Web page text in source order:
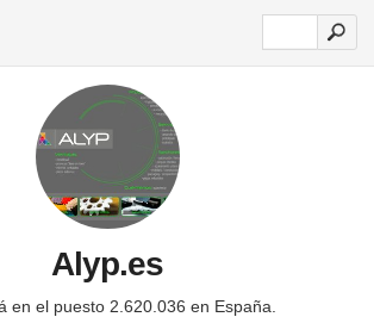
Alyp.es
en el puesto 2.620.036 en España.